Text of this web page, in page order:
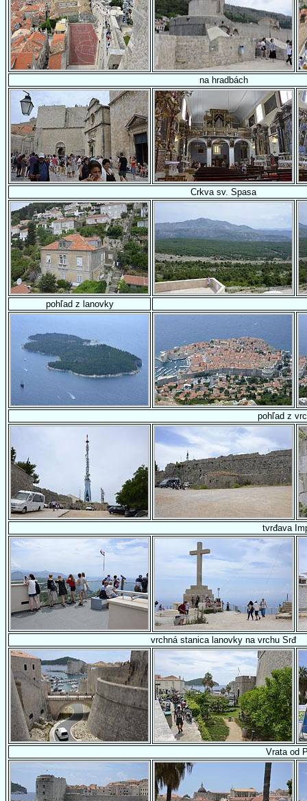
na hradbách
Crkva sv. Spasa
pohľad z lanovky
pohľad z
tvrđava
vrchná stanica lanovky na vrchu Srđ
Vrata od